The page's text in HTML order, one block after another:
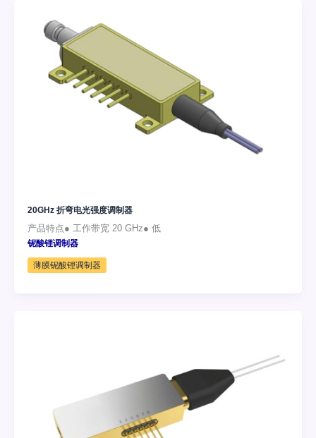
20GHz 折弯电光强度调制器
产品特点● 工作带宽 20 GHz● 低
铌酸锂调制器
薄膜铌酸锂调制器